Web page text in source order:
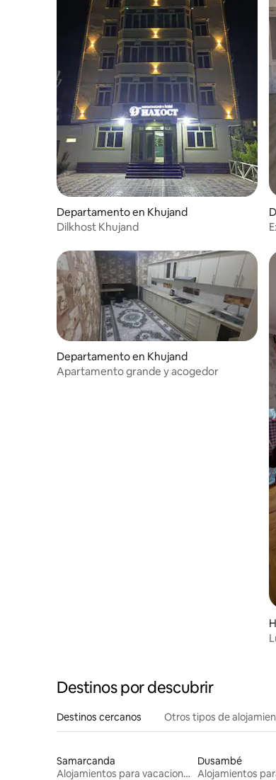
Departamento en Khujand
Dilkhost Khujand
Departamento en Khujand
Apartamento grande y acogedor
Destinos por descubrir
Destinos cercanos Otros tipos de
Samarcanda
Alojamientos para vacaciones
Dusambé